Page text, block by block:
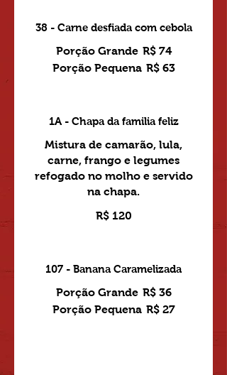
38 - Carne desfiada com cebola
Porção Grande R$ 74
Porção Pequena R$ 63
1A - Chapa da familia feliz
Mistura de camarão, lula,
carne, frango e legumes
refogado no molho e servido
na chapa.
R$ 120
107 - Banana Caramelizada
Porção Grande R$ 36
Porção Pequena R$ 27